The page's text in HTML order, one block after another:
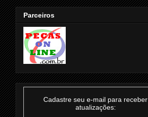
Parceiros
Cadastre seu e-mail para receber
atualizações: